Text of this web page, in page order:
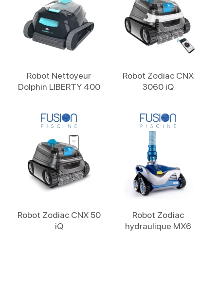
Robot Nettoyeur
Dolphin LIBERTY 400
Robot Zodiac CNX
3060 iQ
Robot Zodiac CNX 50
iQ
Robot Zodiac
hydraulique MX6